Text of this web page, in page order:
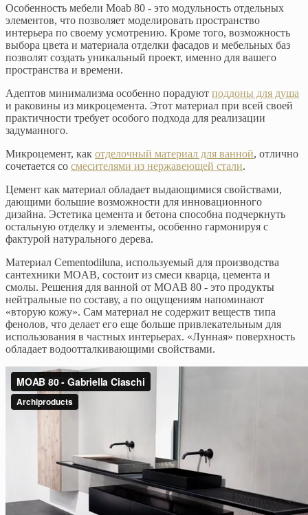
Особенность мебели Moab 80 - это модульность отдельных
элементов, что позволяет моделировать пространство
интерьера по своему усмотрению. Кроме того, возможность
выбора цвета и материала отделки фасадов и мебельных баз
позволят создать уникальный проект, именно для вашего
пространства и времени.
Адептов минимализма особенно порадуют поддоны для душа
и раковины из микроцемента. Этот материал при всей своей
практичности требует особого подхода для реализации
задуманного.
Микроцемент, как отделочный материал для ванной, отлично
сочетается со смесителями из нержавеющей стали.
Цемент как материал обладает выдающимися свойствами,
дающими большие возможности для инновационного
дизайна. Эстетика цемента и бетона способна подчеркнуть
остальную отделку и элементы, особенно гармонируя с
фактурой натурального дерева.
Материал Cementodiluna, используемый для производства
сантехники MOAB, состоит из смеси кварца, цемента и
смолы. Решения для ванной от MOAB 80 - это продукты
нейтральные по составу, а по ощущениям напоминают
«вторую кожу». Сам материал не содержит веществ типа
фенолов, что делает его еще больше привлекательным для
использования в частных интерьерах. «Лунная» поверхность
обладает водоотталкивающими свойствами.